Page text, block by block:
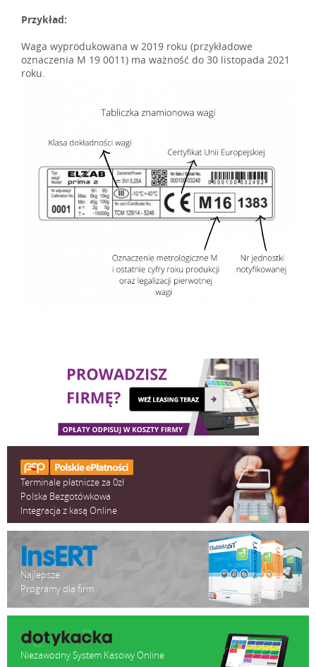
Przykład:
Waga wyprodukowana w 2019 roku (przykładowe
oznaczenia M 19 0011) ma ważność do 30 listopada 2021
roku.
Terminale płatnicze za 0zł
Polska Bezgotówkowa
Integracja z kasą Online
Najlepsze
Programy dla firm
Niezawodny System Kasowy Online